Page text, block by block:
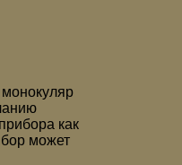
как
может